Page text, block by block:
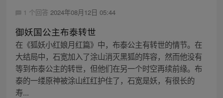
1 个回答 2024年08月12日 05:44
御妖国公主布泰转世
在《狐妖小红娘月红篇》中，布泰公主有转世的情节。在
大结局中，石宽加入了涂山消灭黑狐的阵容，然而他没有
等到布泰公主的转世，但他们在另一个时空再续前缘。布
泰的一缕原神被涂山红红护住了，石宽是妖，有很长的
寿...